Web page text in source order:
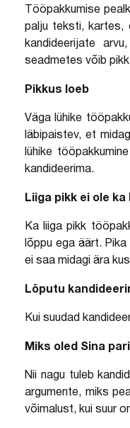
Tööpakkumise
palju teksti, kartes,
kandideerijate
seadmetes võib
Pikkus loeb
Väga lühike
läbipaistev, et
lühike
kandideerima.
Liiga pikk ei ole ka
Ka liiga pikk
lõppu ega äärt.
ei saa midagi ära
Lõputu
Kui suudad
Miks oled Sina
Nii nagu tuleb
argumente, miks
võimalust, kui suur